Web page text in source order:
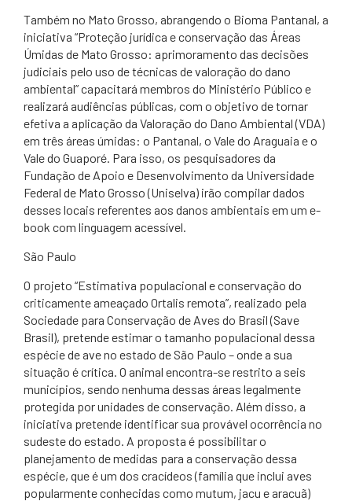
Também no Mato Grosso, abrangendo o Bioma Pantanal, a
iniciativa “Proteção jurídica e conservação das Áreas
Úmidas de Mato Grosso: aprimoramento das decisões
judiciais pelo uso de técnicas de valoração do dano
ambiental” capacitará membros do Ministério Público e
realizará audiências públicas, com o objetivo de tornar
efetiva a aplicação da Valoração do Dano Ambiental (VDA)
em três áreas úmidas: o Pantanal, o Vale do Araguaia e o
Vale do Guaporé. Para isso, os pesquisadores da
Fundação de Apoio e Desenvolvimento da Universidade
Federal de Mato Grosso (Uniselva) irão compilar dados
desses locais referentes aos danos ambientais em um e-
book com linguagem acessível.
São Paulo
O projeto “Estimativa populacional e conservação do
criticamente ameaçado Ortalis remota”, realizado pela
Sociedade para Conservação de Aves do Brasil (Save
Brasil), pretende estimar o tamanho populacional dessa
espécie de ave no estado de São Paulo – onde a sua
situação é crítica. O animal encontra-se restrito a seis
municípios, sendo nenhuma dessas áreas legalmente
protegida por unidades de conservação. Além disso, a
iniciativa pretende identificar sua provável ocorrência no
sudeste do estado. A proposta é possibilitar o
planejamento de medidas para a conservação dessa
espécie, que é um dos cracídeos (família que inclui aves
popularmente conhecidas como mutum, jacu e aracuã)